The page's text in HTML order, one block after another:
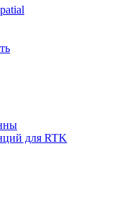
для RTK